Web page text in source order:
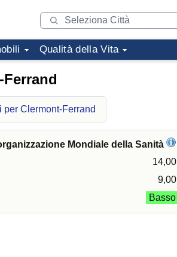
Qualità della Vita
per Clermont-Ferrand
Mondiale della Sanità
14,00
9,00
Basso